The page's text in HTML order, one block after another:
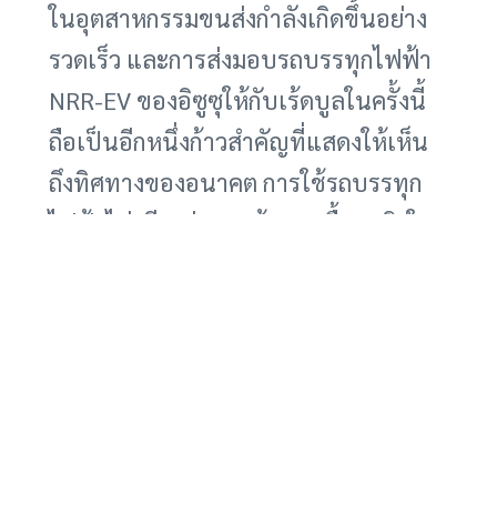
ในอุตสาหกรรมขนส่งกำลังเกิดขึ้นอย่าง
รวดเร็ว และการส่งมอบรถบรรทุกไฟฟ้า
NRR-EV ของอิซูซุให้กับเร้ดบูลในครั้งนี้
ถือเป็นอีกหนึ่งก้าวสำคัญที่แสดงให้เห็น
ถึงทิศทางของอนาคต การใช้รถบรรทุก
ไฟฟ้าไม่เพียงช่วยลดต้นทุนเชื้อเพลิงใน